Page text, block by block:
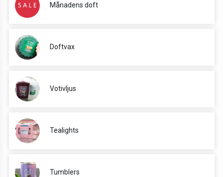
Månadens doft
Doftvax
Votivljus
Tealights
Tumblers